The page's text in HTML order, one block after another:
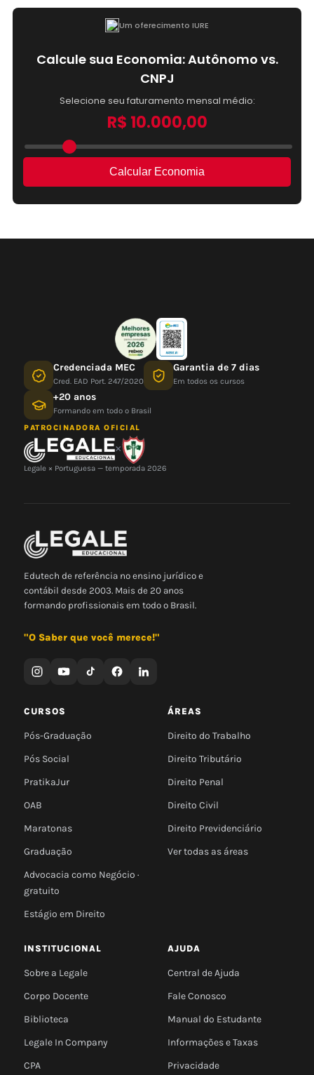
Credenciada MEC
Cred. EAD Port. 247/2020
Garantia de 7 dias
Em todos os cursos
+20 anos
Formando em todo o Brasil
PATROCINADORA OFICIAL
×
Legale × Portuguesa — temporada 2026
Edutech de referência no ensino jurídico e
contábil desde 2003. Mais de 20 anos
formando profissionais em todo o Brasil.
"O Saber que você merece!"
CURSOS
Pós-Graduação
Pós Social
PratikaJur
OAB
Maratonas
Graduação
Advocacia como Negócio ·
gratuito
Estágio em Direito
ÁREAS
Direito do Trabalho
Direito Tributário
Direito Penal
Direito Civil
Direito Previdenciário
Ver todas as áreas
INSTITUCIONAL
Sobre a Legale
Corpo Docente
Biblioteca
Legale In Company
CPA
AJUDA
Central de Ajuda
Fale Conosco
Manual do Estudante
Informações e Taxas
Privacidade